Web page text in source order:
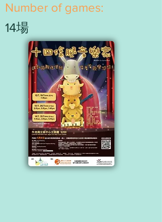
​Number of games:
14場